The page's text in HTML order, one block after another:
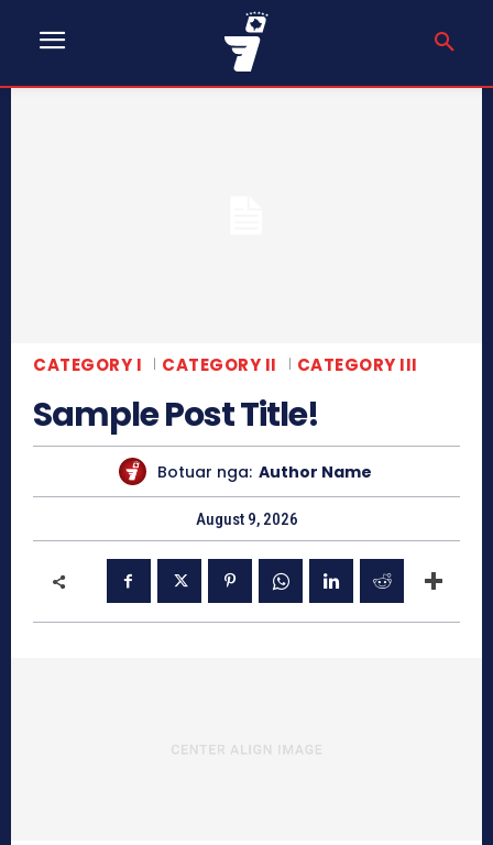
CATEGORY I CATEGORY II CATEGORY III
Sample Post Title!
Botuar nga: Author Name
August 9, 2026